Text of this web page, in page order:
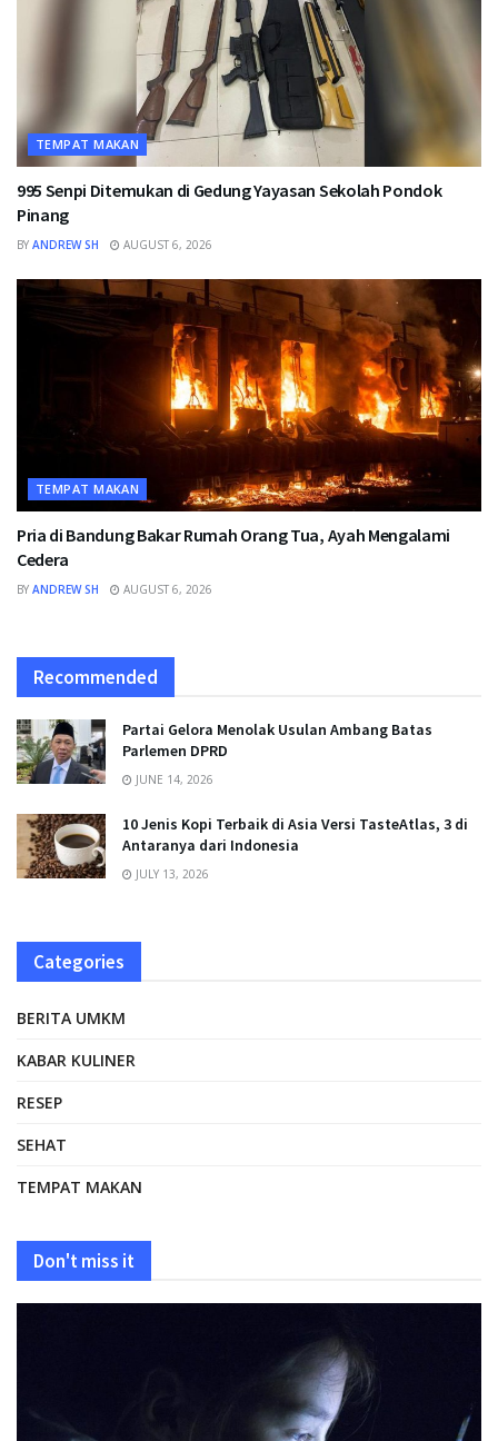
TEMPAT MAKAN
995 Senpi Ditemukan di Gedung Yayasan Sekolah Pondok
Pinang
BY ANDREW SH AUGUST 6, 2026
TEMPAT MAKAN
Pria di Bandung Bakar Rumah Orang Tua, Ayah Mengalami
Cedera
BY ANDREW SH AUGUST 6, 2026
Recommended
Partai Gelora Menolak Usulan Ambang Batas
Parlemen DPRD
JUNE 14, 2026
10 Jenis Kopi Terbaik di Asia Versi TasteAtlas, 3 di
Antaranya dari Indonesia
JULY 13, 2026
Categories
BERITA UMKM
KABAR KULINER
RESEP
SEHAT
TEMPAT MAKAN
Don't miss it